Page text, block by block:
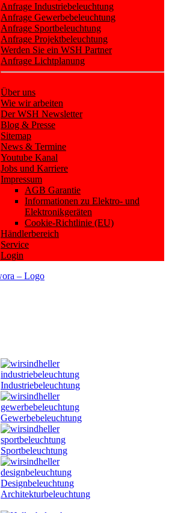
Anfrage Industriebeleuchtung
Anfrage Gewerbebeleuchtung
Anfrage Sportbeleuchtung
Anfrage Projektbeleuchtung
Werden Sie ein WSH Partner
Anfrage Lichtplanung
Über uns
Wie wir arbeiten
Der WSH Newsletter
Blog & Presse
Sitemap
News & Termine
Youtube Kanal
Jobs und Karriere
Impressum
AGB Garantie
Informationen zu Elektro- und
Elektronikgeräten
Cookie-Richtlinie (EU)
Händlerbereich
Service
Login
Industriebeleuchtung
Gewerbebeleuchtung
Sportbeleuchtung
Designbeleuchtung
Architekturbeleuchtung